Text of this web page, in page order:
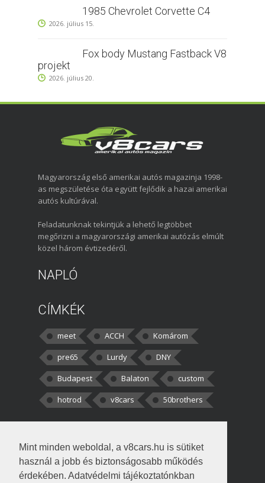
Mint minden weboldal, a v8cars.hu is sütiket
használ a jobb és biztonságosabb működés
érdekében. Adatvédelmi tájékoztatónkban
1985 Chevrolet Corvette C4
2026. július 15.
Fox body Mustang Fastback V8
projekt
2026. július 20.
Magyarország első amerikai autós magazinja 1998-
as megszületése óta együtt fejlődik a hazai amerikai
autós kultúrával.
Feladatunknak tekintjük a lehető legtöbbet
megőrizni a magyarországi amerikai autózás elmúlt
közel három évtizedéről.
NAPLÓ
CÍMKÉK
meet ACCH
Komárom
pre65
Lurdy
DNY
Budapest
Balaton
custom
hotrod
v8cars 50brothers
kortisz:Elszúrtam! Én csak két
darabbaal számoltam. Nem tudtam, hogy fél autót,